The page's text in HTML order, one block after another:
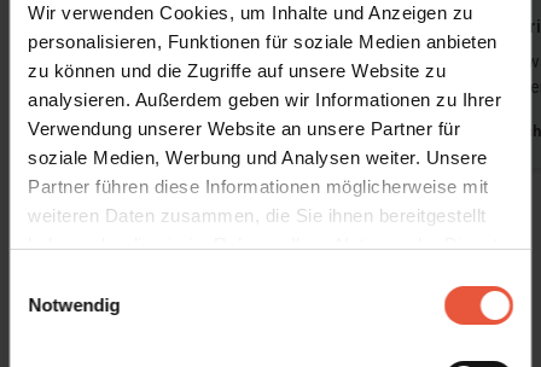
Wir verwenden Cookies, um Inhalte und Anzeigen zu
personalisieren, Funktionen für soziale Medien anbieten
zu können und die Zugriffe auf unsere Website zu
analysieren. Außerdem geben wir Informationen zu Ihrer
Verwendung unserer Website an unsere Partner für
soziale Medien, Werbung und Analysen weiter. Unsere
Partner führen diese Informationen möglicherweise mit
weiteren Daten zusammen, die Sie ihnen bereitgestellt
haben oder die sie im Rahmen Ihrer Nutzung der Dienste
Cookies, wenn Sie unsere Webseite weiterhin nutzen
Notwendig
Das Haus war wirklich toll. Natürlich könnte
man ein paar Details noch verbessern, aber es
lohnt sich in diesem Haus urlaub zu machen.
Deutschland
Andrea
Haus ist
ist einfach
Alle Erfahrungsberichte anzeigen
Mietinformationen